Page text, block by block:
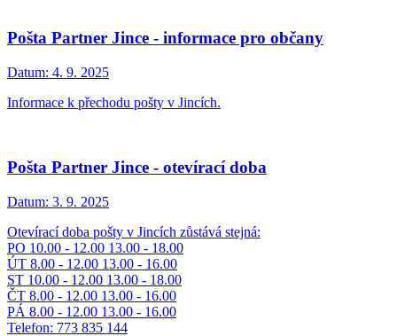
Pošta Partner Jince - informace pro občany
Datum: 4. 9. 2025
Informace k přechodu pošty v Jincích.
Pošta Partner Jince - otevírací doba
Datum: 3. 9. 2025
Otevírací doba pošty v Jincích zůstává stejná:
PO 10.00 - 12.00 13.00 - 18.00
ÚT 8.00 - 12.00 13.00 - 16.00
ST 10.00 - 12.00 13.00 - 18.00
ČT 8.00 - 12.00 13.00 - 16.00
PÁ 8.00 - 12.00 13.00 - 16.00
Telefon: 773 835 144